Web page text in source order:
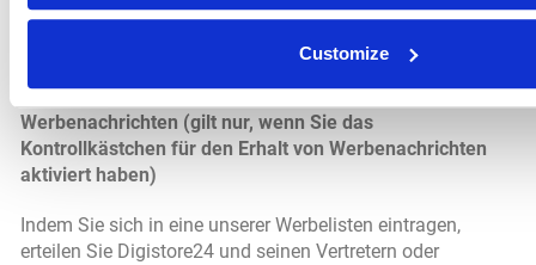
Customize
und reagieren darauf, wenn die geltenden
Datenschutzgesetze dies erfordern, z. B. wenn HTTP-
Werbenachrichten (gilt nur, wenn Sie das
Kontrollkästchen für den Erhalt von Werbenachrichten
aktiviert haben)
Indem Sie sich in eine unserer Werbelisten eintragen,
erteilen Sie Digistore24 und seinen Vertretern oder